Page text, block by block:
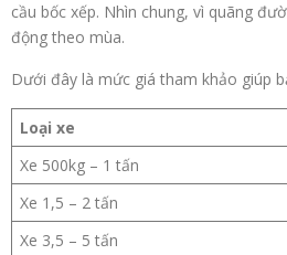
cầu bốc xếp. Nhìn chung, vì quãng
động theo mùa.
Dưới đây là mức giá tham khảo giúp
Loại xe
Xe 500kg – 1 tấn
Xe 1,5 – 2 tấn
Xe 3,5 – 5 tấn